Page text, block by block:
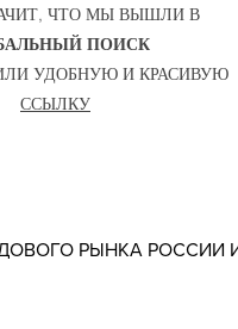
ЧТО МЫ ВЫШЛИ В
ПОИСК
УДОБНУЮ И КРАСИВУЮ
ССЫЛКУ
РЫНКА